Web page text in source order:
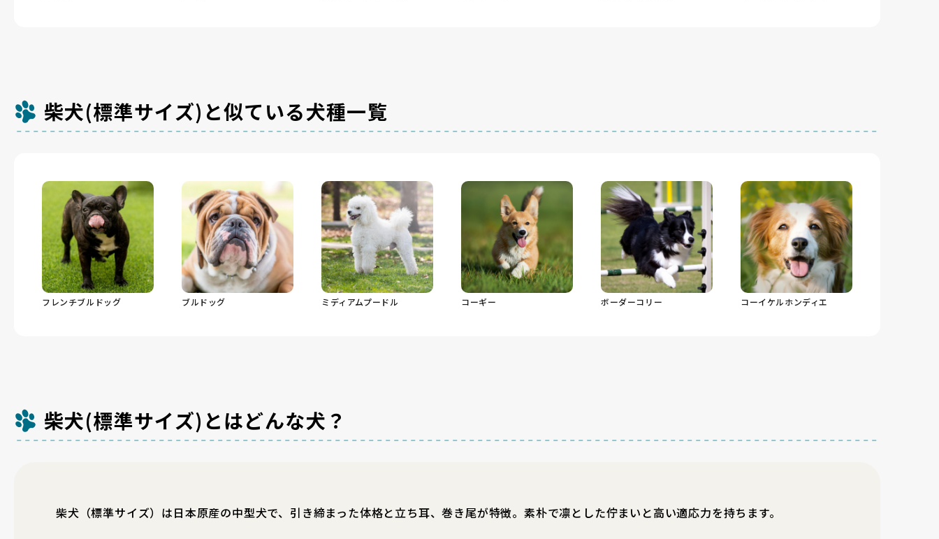
柴犬(標準サイズ)と似ている犬種一覧
フレンチブルドッグ ブルドッグ ミディアムプードル コーギー ボーダーコリー コーイケルホンディエ
柴犬(標準サイズ)とはどんな犬？
柴犬（標準サイズ）は日本原産の中型犬で、引き締まった体格と立ち耳、巻き尾が特徴。素朴で凛とした佇まいと高い適応力を持ちます。